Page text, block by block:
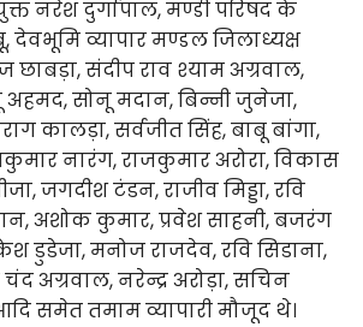
नरेश दुर्गापाल, मण्डी परिषद के
देवभूमि व्यापार मण्डल जिलाध्यक्ष
छाबड़ा, संदीप राव श्याम अग्रवाल,
सोनू मदान, बिन्नी जुनेजा,
कालड़ा, सर्वजीत सिंह, बाबू बांगा,
नारंग, राजकुमार अरोरा, विकास
जगदीश टंडन, राजीव मिड्डा, रवि
अशोक कुमार, प्रवेश साहनी, बजरंग
डुडेजा, मनोज राजदेव, रवि सिडाना,
चंद अग्रवाल, नरेन्द्र अरोड़ा, सचिन
समेत तमाम व्यापारी मौजूद थे।